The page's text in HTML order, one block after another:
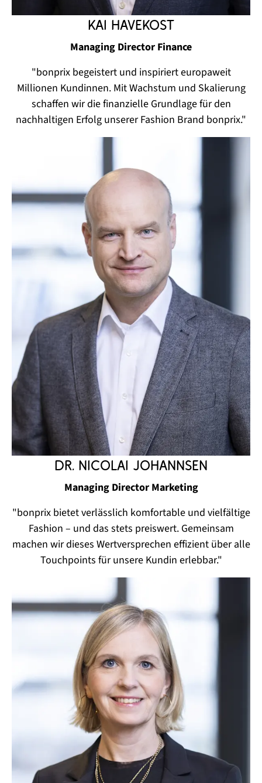
Kai Havekost
Managing Director Finance
"bonprix begeistert und inspiriert europaweit
Millionen Kundinnen. Mit Wachstum und Skalierung
schaffen wir die finanzielle Grundlage für den
nachhaltigen Erfolg unserer Fashion Brand bonprix."
Dr. Nicolai Johannsen
Managing Director Marketing
"bonprix bietet verlässlich komfortable und vielfältige
Fashion – und das stets preiswert. Gemeinsam
machen wir dieses Wertversprechen effizient über alle
Touchpoints für unsere Kundin erlebbar."